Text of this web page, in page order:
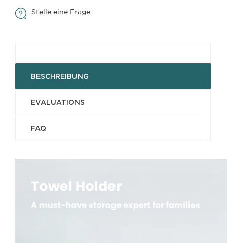
Stelle eine Frage
BESCHREIBUNG
EVALUATIONS
FAQ